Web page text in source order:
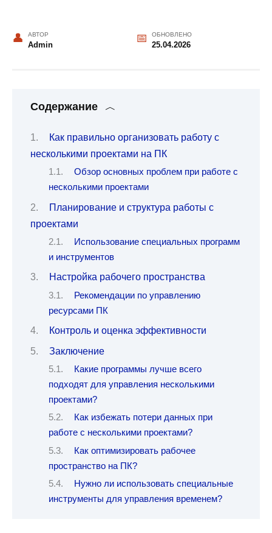
АВТОР
Admin
ОБНОВЛЕНО
25.04.2026
Содержание
Как правильно организовать работу с
несколькими проектами на ПК
Обзор основных проблем при работе с
несколькими проектами
Планирование и структура работы с
проектами
Использование специальных программ
и инструментов
Настройка рабочего пространства
Рекомендации по управлению
ресурсами ПК
Контроль и оценка эффективности
Заключение
Какие программы лучше всего
подходят для управления несколькими
проектами?
Как избежать потери данных при
работе с несколькими проектами?
Как оптимизировать рабочее
пространство на ПК?
Нужно ли использовать специальные
инструменты для управления временем?